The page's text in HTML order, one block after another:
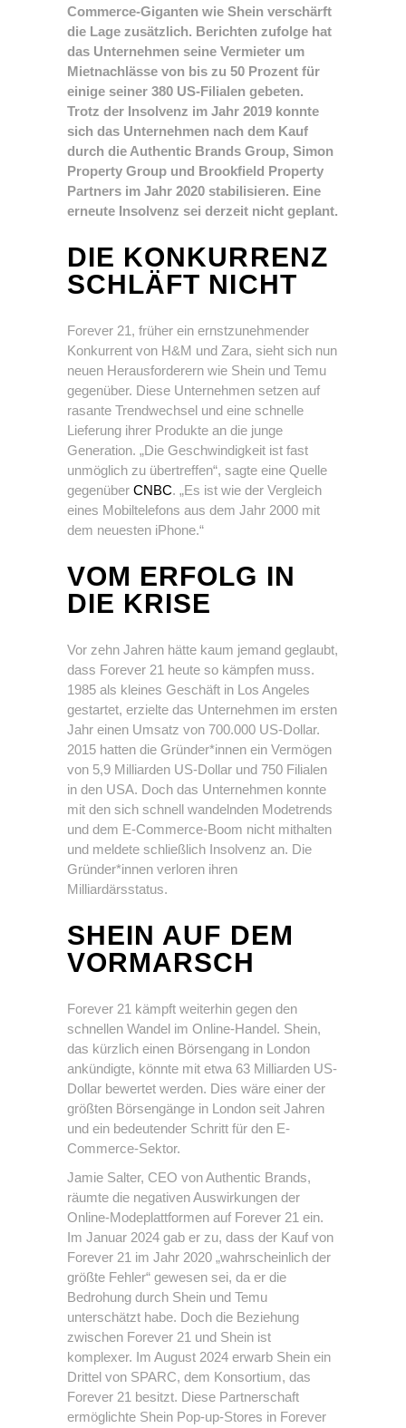
Commerce-Giganten wie Shein verschärft
die Lage zusätzlich. Berichten zufolge hat
das Unternehmen seine Vermieter um
Mietnachlässe von bis zu 50 Prozent für
einige seiner 380 US-Filialen gebeten.
Trotz der Insolvenz im Jahr 2019 konnte
sich das Unternehmen nach dem Kauf
durch die Authentic Brands Group, Simon
Property Group und Brookfield Property
Partners im Jahr 2020 stabilisieren. Eine
erneute Insolvenz sei derzeit nicht geplant.
DIE KONKURRENZ
SCHLÄFT NICHT
Forever 21, früher ein ernstzunehmender
Konkurrent von H&M und Zara, sieht sich nun
neuen Herausforderern wie Shein und Temu
gegenüber. Diese Unternehmen setzen auf
rasante Trendwechsel und eine schnelle
Lieferung ihrer Produkte an die junge
Generation. „Die Geschwindigkeit ist fast
unmöglich zu übertreffen“, sagte eine Quelle
gegenüber CNBC. „Es ist wie der Vergleich
eines Mobiltelefons aus dem Jahr 2000 mit
dem neuesten iPhone.“
VOM ERFOLG IN
DIE KRISE
Vor zehn Jahren hätte kaum jemand geglaubt,
dass Forever 21 heute so kämpfen muss.
1985 als kleines Geschäft in Los Angeles
gestartet, erzielte das Unternehmen im ersten
Jahr einen Umsatz von 700.000 US-Dollar.
2015 hatten die Gründer*innen ein Vermögen
von 5,9 Milliarden US-Dollar und 750 Filialen
in den USA. Doch das Unternehmen konnte
mit den sich schnell wandelnden Modetrends
und dem E-Commerce-Boom nicht mithalten
und meldete schließlich Insolvenz an. Die
Gründer*innen verloren ihren
Milliardärsstatus.
SHEIN AUF DEM
VORMARSCH
Forever 21 kämpft weiterhin gegen den
schnellen Wandel im Online-Handel. Shein,
das kürzlich einen Börsengang in London
ankündigte, könnte mit etwa 63 Milliarden US-
Dollar bewertet werden. Dies wäre einer der
größten Börsengänge in London seit Jahren
und ein bedeutender Schritt für den E-
Commerce-Sektor.
Jamie Salter, CEO von Authentic Brands,
räumte die negativen Auswirkungen der
Online-Modeplattformen auf Forever 21 ein.
Im Januar 2024 gab er zu, dass der Kauf von
Forever 21 im Jahr 2020 „wahrscheinlich der
größte Fehler“ gewesen sei, da er die
Bedrohung durch Shein und Temu
unterschätzt habe. Doch die Beziehung
zwischen Forever 21 und Shein ist
komplexer. Im August 2024 erwarb Shein ein
Drittel von SPARC, dem Konsortium, das
Forever 21 besitzt. Diese Partnerschaft
ermöglichte Shein Pop-up-Stores in Forever